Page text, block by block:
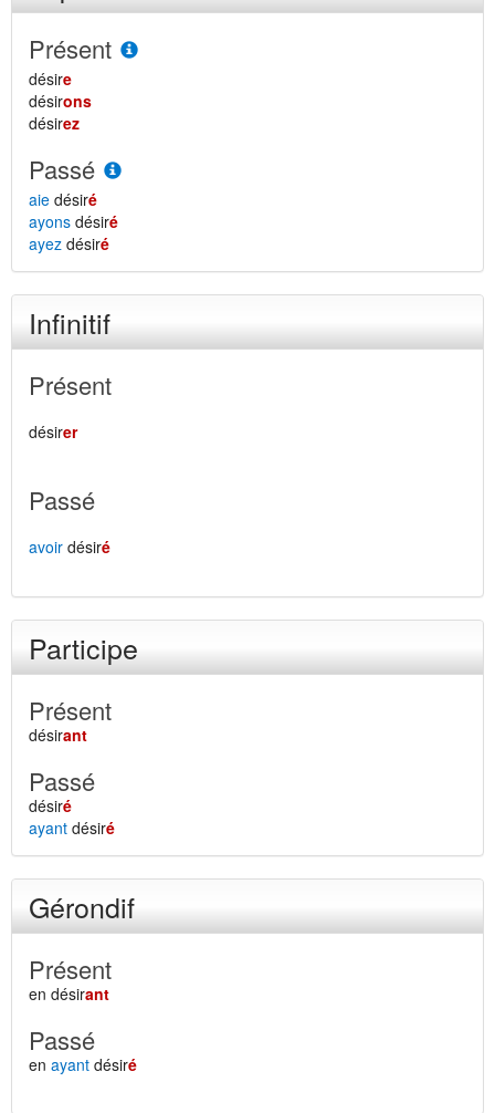
Présent
désire
désirons
désirez
Passé
aie désiré
ayons désiré
ayez désiré
Infinitif
Présent
désirer
Passé
avoir désiré
Participe
Présent
désirant
Passé
désiré
ayant désiré
Gérondif
Présent
en désirant
Passé
en ayant désiré